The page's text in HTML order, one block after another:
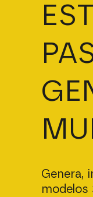
Genera,
modelos